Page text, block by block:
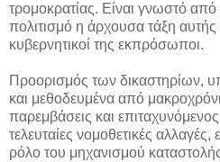
τρομοκρατίας. Είναι γνωστό από
πολιτισμό η άρχουσα τάξη αυτής
κυβερνητικοί της εκπρόσωποι.
Προορισμός των δικαστηρίων,
και μεθοδευμένα από
παρεμβάσεις και
τελευταίες νομοθετικές
ρόλο του μηχανισμού